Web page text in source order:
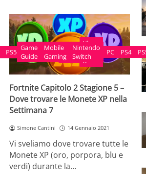
PS5 Videogame
Xbox
One
Xbox
Series
X
Game
Guide
Mobile
Gaming
Nintendo
Switch
PC PS4
Fortnite Capitolo 2 Stagione 5 –
Dove trovare le Monete XP nella
Settimana 7
Simone Cantini 14 Gennaio 2021
Vi sveliamo dove trovare tutte le
Monete XP (oro, porpora, blu e
verdi) durante la…